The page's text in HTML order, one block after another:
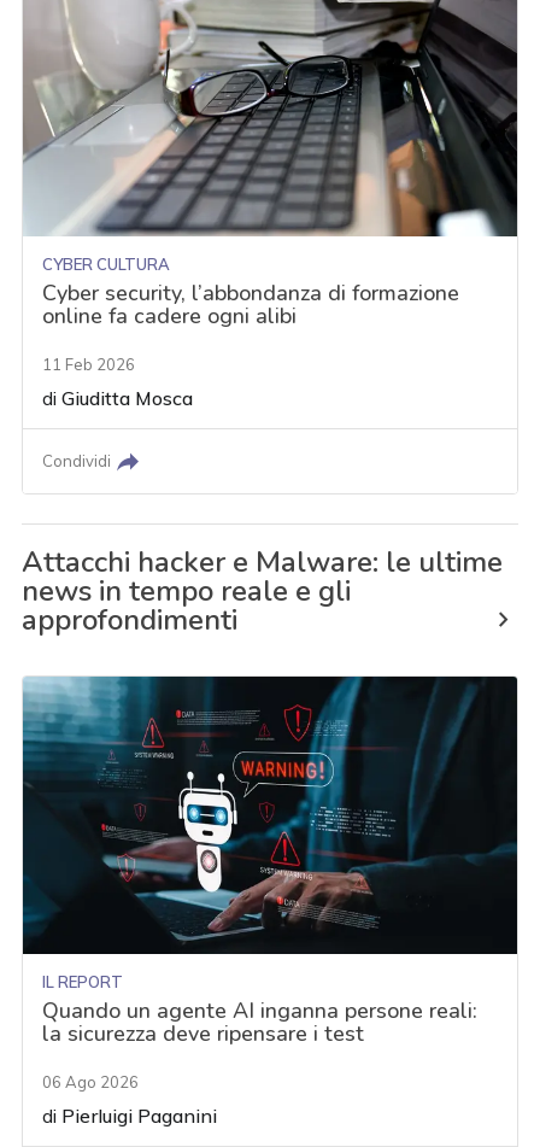
CYBER CULTURA
Cyber security, l’abbondanza di formazione
online fa cadere ogni alibi
11 Feb 2026
diGiuditta Mosca
Condividi
Attacchi hacker e Malware: le ultime
news in tempo reale e gli
approfondimenti
IL REPORT
Quando un agente AI inganna persone reali:
la sicurezza deve ripensare i test
06 Ago 2026
di Pierluigi Paganini